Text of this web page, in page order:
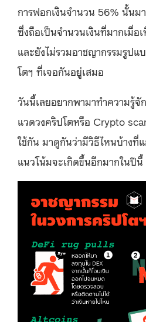
การฟอกเงินจำนวน 56% นั้นม
ซึ่งถือเป็นจำนวนเงินที่มากเมื่อ
และยังไม่รวมอาชญากรรมรูป
โตฯ ที่เจอกันอยู่เสมอ
วันนี้เลยอยากพามาทำความรู้จั
แวดวงคริปโตหรือ Crypto
ใช้กัน มาดูกันว่ามีวิธีไหนบ้างที่
แนวโน้มจะเกิดขึ้นอีกมากในปีนี้